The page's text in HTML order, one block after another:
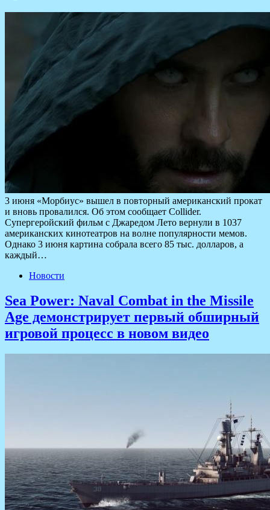
3 июня «Морбиус» вышел в повторный американский прокат
и вновь провалился. Об этом сообщает Collider.
Супергеройский фильм с Джаредом Лето вернули в 1037
американских кинотеатров на волне популярности мемов.
Однако 3 июня картина собрала всего 85 тыс. долларов, а
каждый…
Новости
Sea Power: Naval Combat in the Missile
Age демонстрирует первый обширный
игровой процесс в новом видео